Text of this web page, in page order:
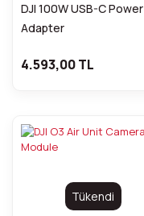
DJI 100W USB-C Power
Adapter
4.593,00 TL
Tükendi